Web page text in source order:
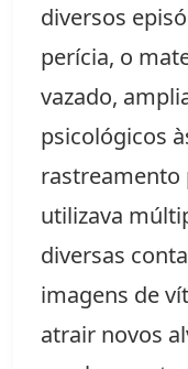
diversos
perícia, o
vazado,
psicológicos
rastreamento
utilizava
diversas
imagens de
atrair novos